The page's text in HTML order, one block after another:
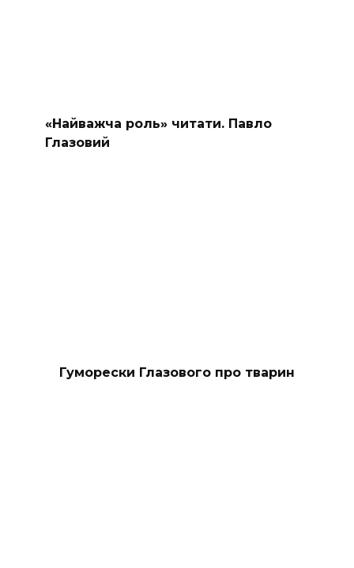
«Найважча роль» читати. Павло
Глазовий
Гуморески Глазового про тварин